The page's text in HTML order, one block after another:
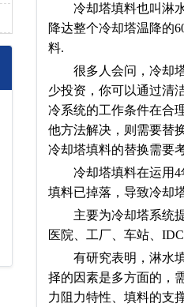
冷却塔填料也叫淋水
降达整个冷却塔温降的
料.
很多人会问，冷却塔
少投资，你可以通过清
冷系统的工作条件在合
他方法解决，则需要替
冷却塔填料的替换需要
冷却塔填料在运用4
填料已掉落，导致冷却
主要为冷却塔系统提
医院、工厂、车站、IDC
有研究表明，淋水填
择的因素是多方面的，
力阻力特性、填料的支